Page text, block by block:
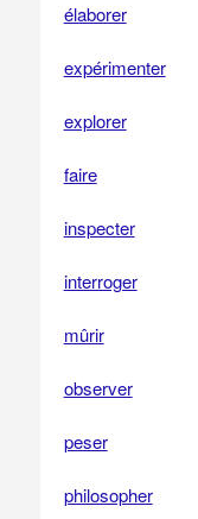
élaborer
expérimenter
explorer
faire
inspecter
interroger
mûrir
observer
peser
philosopher